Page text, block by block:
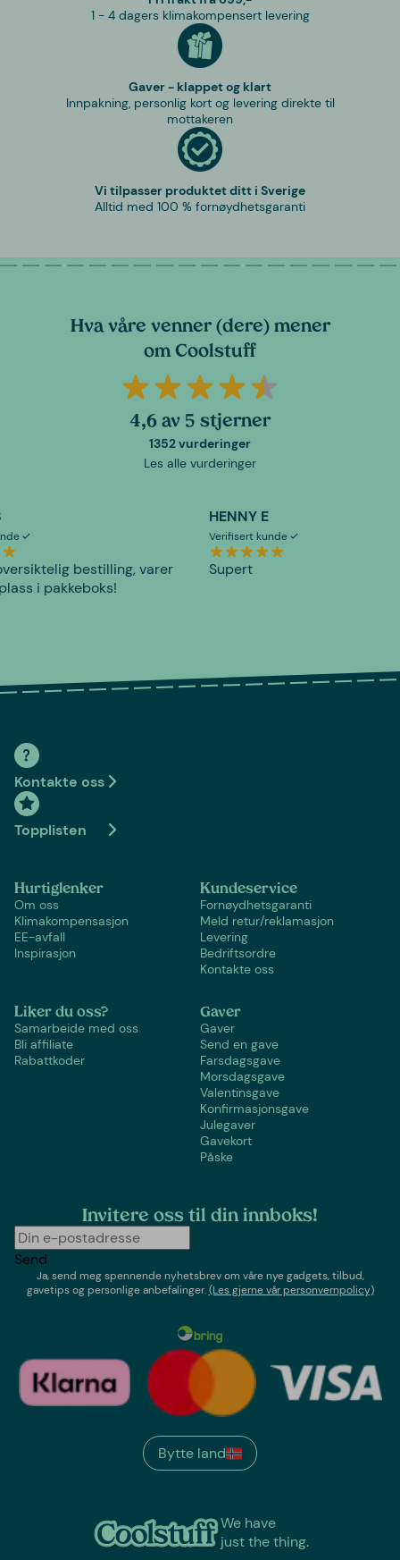
1 - 4 dagers klimakompensert levering
Gaver - klappet og klart
Innpakning, personlig kort og levering direkte til
mottakeren
Vi tilpasser produktet ditt i Sverige
Alltid med 100 % fornøydhetsgaranti
Hva våre venner (dere) mener
om Coolstuff
4,6 av 5 stjerner
1352 vurderinger
Les alle vurderinger
bestilling, varer
i pakkeboks!
HENNY E
Verifisert kunde
Supert
Kontakte oss
Topplisten
Hurtiglenker
Om oss
Klimakompensasjon
EE-avfall
Inspirasjon
Kundeservice
Fornøydhetsgaranti
Meld retur/reklamasjon
Levering
Bedriftsordre
Kontakte oss
Liker du oss?
Samarbeide med oss
Bli affiliate
Rabattkoder
Gaver
Gaver
Send en gave
Farsdagsgave
Morsdagsgave
Valentinsgave
Konfirmasjonsgave
Julegaver
Gavekort
Påske
Invitere oss til din innboks!
Send
Ja, send meg spennende nyhetsbrev om våre nye gadgets, tilbud,
gavetips og personlige anbefalinger.(Les gjerne vår personvernpolicy)
We have
just the thing.
Bytte land